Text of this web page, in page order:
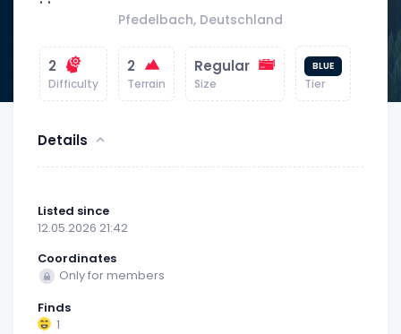
Pfedelbach, Deutschland
2
Difficulty
2
Terrain
Regular
Size
BLUE
Tier
Details
Listed since
12.05.2026 21:42
Coordinates
Only for members
Finds
1